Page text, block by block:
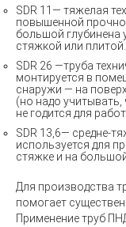
SDR 11— тяжелая
повышенной
большой глубинена
стяжкой или плитой.
SDR 26 —труба
монтируется в
снаружи — на
(но надо
не годится для
SDR 13,6— средне-
используется для
стяжке и на
Для производства
помогает
Применениетруб